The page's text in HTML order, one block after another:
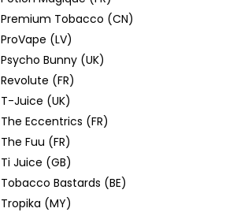
Premium Tobacco (CN)
ProVape (LV)
Psycho Bunny (UK)
Revolute (FR)
T-Juice (UK)
The Eccentrics (FR)
The Fuu (FR)
Ti Juice (GB)
Tobacco Bastards (BE)
Tropika (MY)